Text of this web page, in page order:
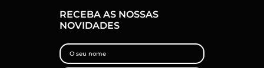
RECEBA AS NOSSAS
NOVIDADES